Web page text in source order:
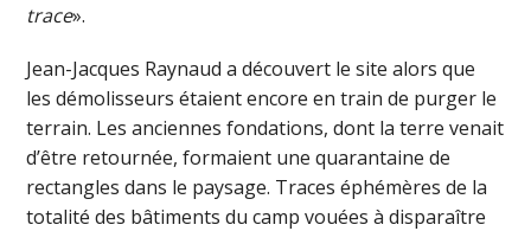
trace».
Jean-Jacques Raynaud a découvert le site alors que
les démolisseurs étaient encore en train de purger le
terrain. Les anciennes fondations, dont la terre venait
d’être retournée, formaient une quarantaine de
rectangles dans le paysage. Traces éphémères de la
totalité des bâtiments du camp vouées à disparaître